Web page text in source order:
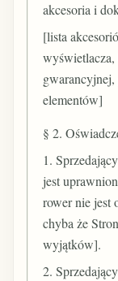
akcesoria i
[lista
elementów]
§ 2.
1.
jest
rower nie jest
chyba że
wyjątków].
2.